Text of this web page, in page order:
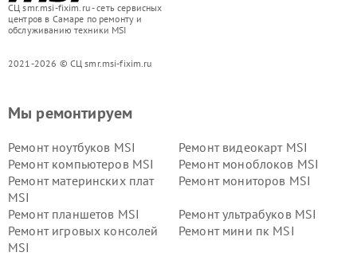
СЦ smr.msi-fixim.ru - сеть сервисных
центров в Самаре по ремонту и
обслуживанию техники MSI
2021-2026 © СЦ smr.msi-fixim.ru
Мы ремонтируем
Ремонт ноутбуков MSI
Ремонт видеокарт MSI
Ремонт компьютеров MSI
Ремонт моноблоков MSI
Ремонт материнских плат
MSI
Ремонт мониторов MSI
Ремонт планшетов MSI
Ремонт ультрабуков MSI
Ремонт игровых консолей
MSI
Ремонт мини пк MSI